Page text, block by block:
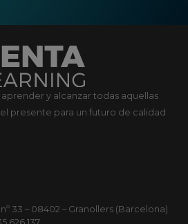
y alcanzar todas aquellas
presente para un futuro de calidad
33 – 08402 – Granollers (Barcelona)